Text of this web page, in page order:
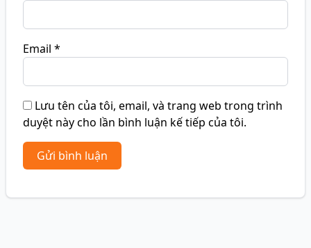
Email *
Lưu tên của tôi, email, và trang web trong trình
duyệt này cho lần bình luận kế tiếp của tôi.